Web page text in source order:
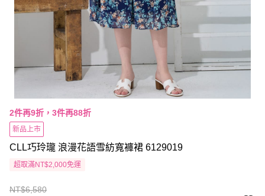
2件再9折，3件再88折
新品上市
CLL巧玲瓏 浪漫花語雪紡寬褲裙 6129019
超取滿NT$2,000免運
NT$6,580